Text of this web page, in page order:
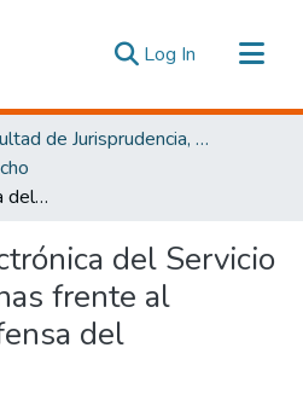
Log In (current)
Facultad de Jurisprudencia, Ciencias Políticas y Económicas
Notificación electrónica del Servicio de Rentas Internas frente al derecho a la defensa del contribuyente
del Servicio
frente al
del